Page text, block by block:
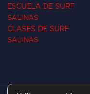
ESCUELA DE SURF
SALINAS
CLASES DE SURF
SALINAS